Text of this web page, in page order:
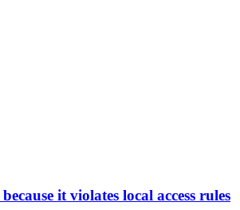
it violates local access rules